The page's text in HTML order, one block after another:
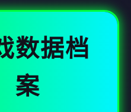
数据档
案